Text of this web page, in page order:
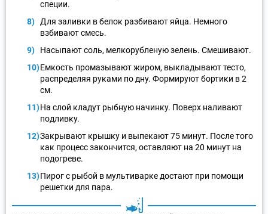
специи.
Для заливки в белок разбивают яйца. Немного
взбивают смесь.
Насыпают соль, мелкорубленую зелень. Смешивают.
Емкость промазывают жиром, выкладывают тесто,
распределяя руками по дну. Формируют бортики в 2
см.
На слой кладут рыбную начинку. Поверх наливают
подливку.
Закрывают крышку и выпекают 75 минут. После того
как процесс закончится, оставляют на 20 минут на
подогреве.
Пирог с рыбой в мультиварке достают при помощи
решетки для пара.